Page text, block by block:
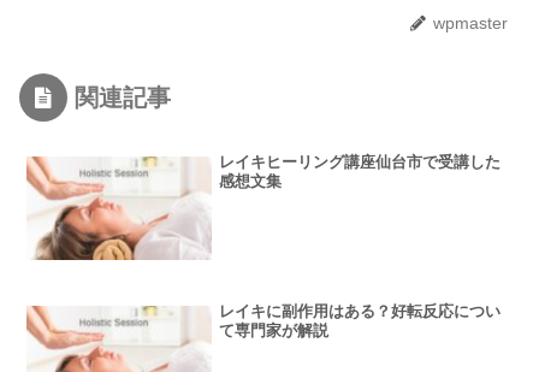
wpmaster
関連記事
レイキヒーリング講座仙台市で受講した
感想文集
レイキに副作用はある？好転反応につい
て専門家が解説